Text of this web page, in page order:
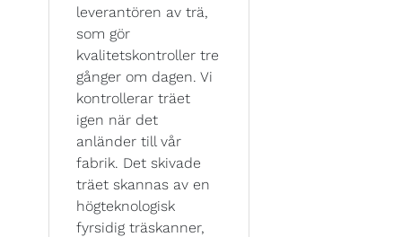
leverantören av trä,
som gör
kvalitetskontroller tre
gånger om dagen. Vi
kontrollerar träet
igen när det
anländer till vår
fabrik. Det skivade
träet skannas av en
högteknologisk
fyrsidig träskanner,